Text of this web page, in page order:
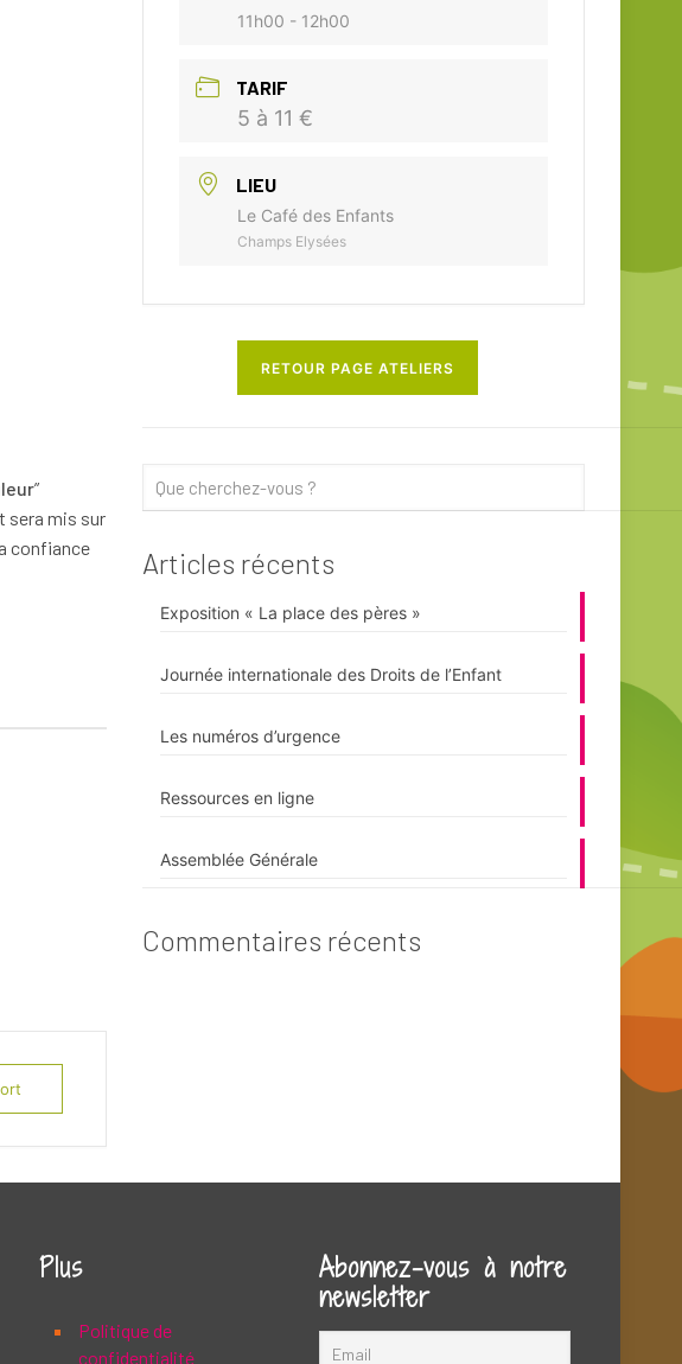
”
sera mis sur
confiance
11h00 - 12h00
TARIF
5 à 11 €
LIEU
Le Café des Enfants
Champs Elysées
RETOUR PAGE ATELIERS
Articles récents
Exposition « La place des pères »
Journée internationale des Droits de l’Enfant
Les numéros d’urgence
Ressources en ligne
Assemblée Générale
Commentaires récents
Plus
Politique de
confidentialité
Abonnez-vous à notre
newsletter